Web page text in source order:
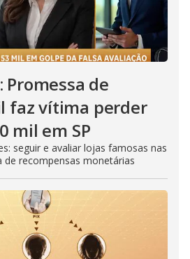
Promessa de
faz vítima perder
mil em SP
seguir e avaliar lojas famosas nas
de recompensas monetárias